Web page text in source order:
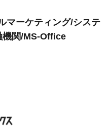
マーケティング/システ
機関/MS-Office